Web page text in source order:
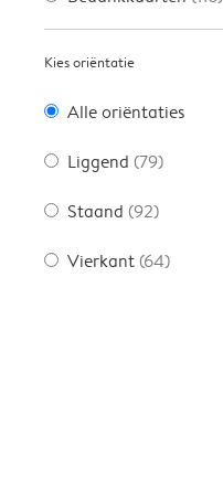
Kies oriëntatie
Alle oriëntaties
Liggend (79)
Staand (92)
Vierkant (64)